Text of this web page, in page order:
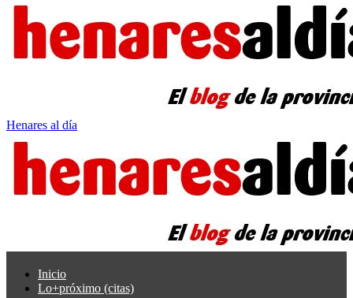
Henares al día
Inicio
Lo+próximo (citas)